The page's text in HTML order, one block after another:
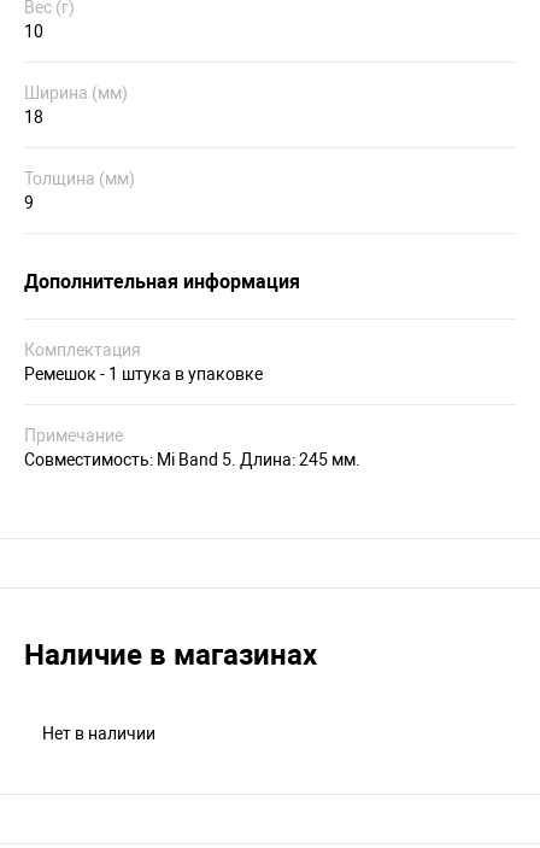
Вес (г)
10
Ширина (мм)
18
Толщина (мм)
9
Дополнительная информация
Комплектация
Ремешок - 1 штука в упаковке
Примечание
Совместимость: Mi Band 5. Длина: 245 мм.
Наличие в магазинах
Нет в наличии